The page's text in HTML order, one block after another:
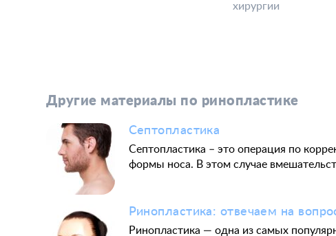
хирургии
Другие материалы по ринопластике
Септопластика
Септопластика – это операция по
формы носа. В этом случае
Ринопластика: отвечаем на
Ринопластика — одна из самых